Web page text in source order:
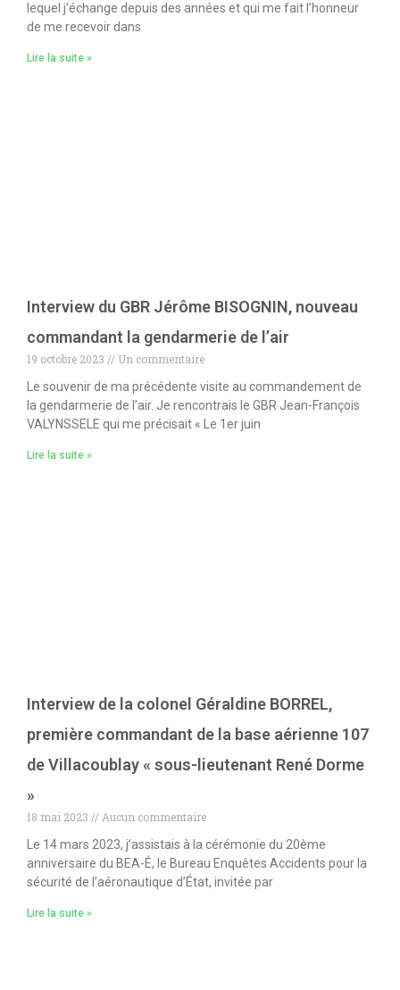
lequel j’échange depuis des années et qui me fait l’honneur
de me recevoir dans
Lire la suite »
Interview du GBR Jérôme BISOGNIN, nouveau
commandant la gendarmerie de l’air
19 octobre 2023
Un commentaire
Le souvenir de ma précédente visite au commandement de
la gendarmerie de l’air. Je rencontrais le GBR Jean-François
VALYNSSELE qui me précisait « Le 1er juin
Lire la suite »
Interview de la colonel Géraldine BORREL,
première commandant de la base aérienne 107
de Villacoublay « sous-lieutenant René Dorme
»
18 mai 2023
Aucun commentaire
Le 14 mars 2023, j’assistais à la cérémonie du 20ème
anniversaire du BEA-É, le Bureau Enquêtes Accidents pour la
sécurité de l’aéronautique d’État, invitée par
Lire la suite »